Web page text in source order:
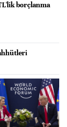
borçlanma